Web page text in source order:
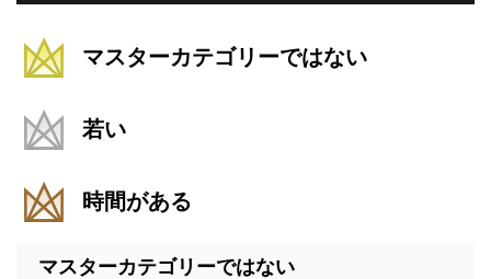
マスターカテゴリーではない
若い
時間がある
マスターカテゴリーではない